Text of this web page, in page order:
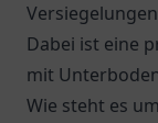
Dabei ist eine
mit
Wie steht es